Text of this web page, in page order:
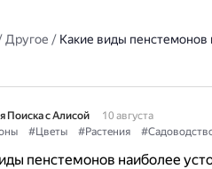
Другое / Какие виды пенстемонов
Поиска с Алисой
10 августа
#Цветы #Растения
пенстемонов наиболее